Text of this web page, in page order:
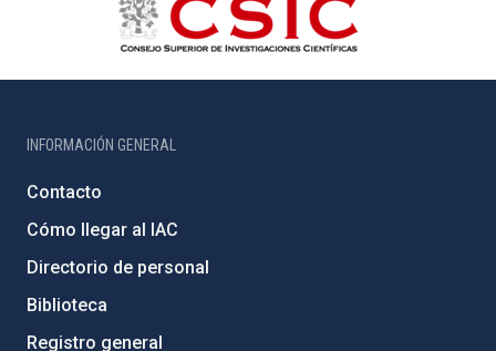
INFORMACIÓN GENERAL
Contacto
Cómo llegar al IAC
Directorio de personal
Biblioteca
Registro general